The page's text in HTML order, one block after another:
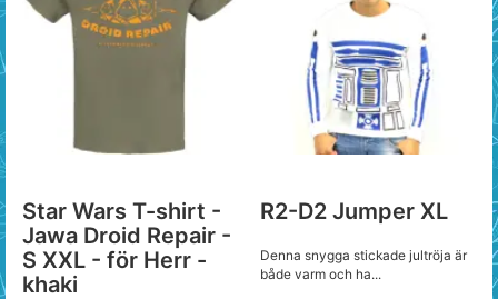
Star Wars T-shirt -
Jawa Droid Repair -
S XXL - för Herr -
khaki
R2-D2 Jumper XL
Denna snygga stickade jultröja är
både varm och ha...